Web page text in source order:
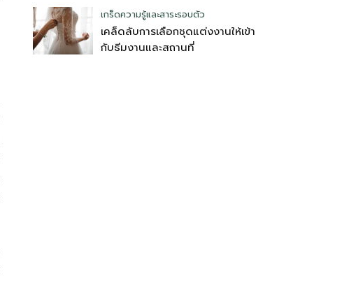
เกร็ดความรู้และสาระรอบตัว
เคล็ดลับการเลือกชุดแต่งงานให้เข้า
กับธีมงานและสถานที่